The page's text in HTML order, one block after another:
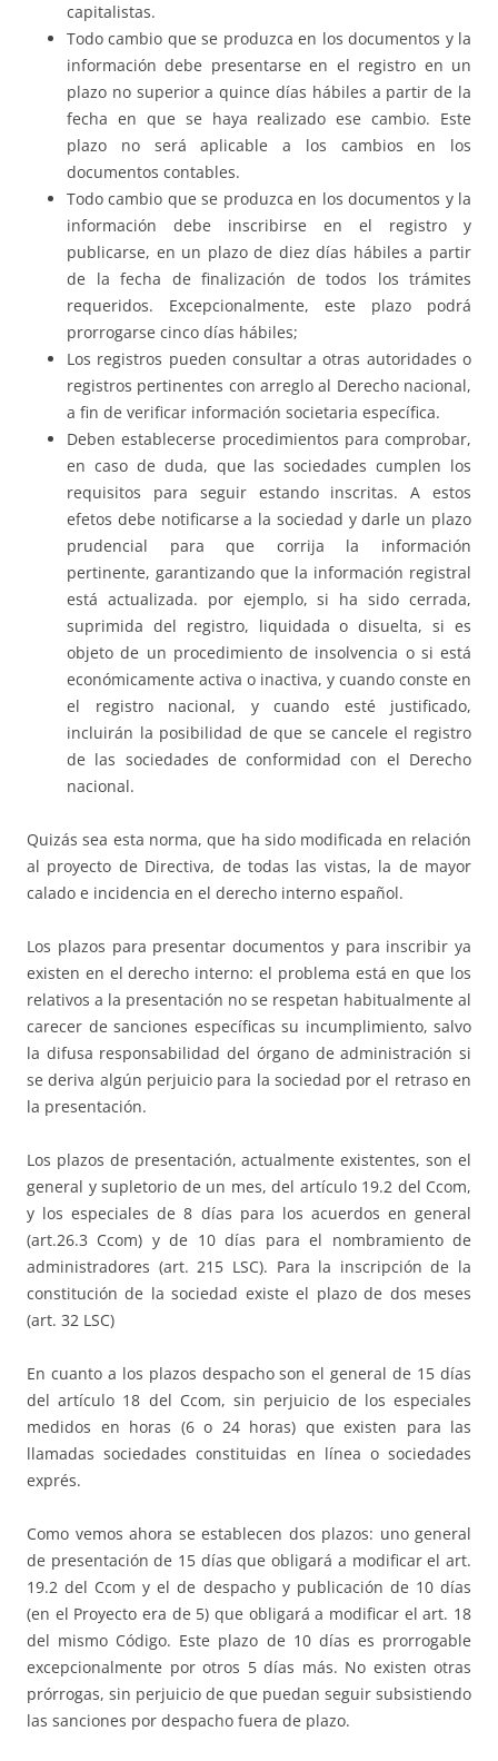
capitalistas.
Todo cambio que se produzca en los documentos y la
información debe presentarse en el registro en un
plazo no superior a quince días hábiles a partir de la
fecha en que se haya realizado ese cambio. Este
plazo no será aplicable a los cambios en los
documentos contables.
Todo cambio que se produzca en los documentos y la
información debe inscribirse en el registro y
publicarse, en un plazo de diez días hábiles a partir
de la fecha de finalización de todos los trámites
requeridos. Excepcionalmente, este plazo podrá
prorrogarse cinco días hábiles;
Los registros pueden consultar a otras autoridades o
registros pertinentes con arreglo al Derecho nacional,
a fin de verificar información societaria específica.
Deben establecerse procedimientos para comprobar,
en caso de duda, que las sociedades cumplen los
requisitos para seguir estando inscritas. A estos
efetos debe notificarse a la sociedad y darle un plazo
prudencial para que corrija la información
pertinente, garantizando que la información registral
está actualizada. por ejemplo, si ha sido cerrada,
suprimida del registro, liquidada o disuelta, si es
objeto de un procedimiento de insolvencia o si está
económicamente activa o inactiva, y cuando conste en
el registro nacional, y cuando esté justificado,
incluirán la posibilidad de que se cancele el registro
de las sociedades de conformidad con el Derecho
nacional.
Quizás sea esta norma, que ha sido modificada en relación
al proyecto de Directiva, de todas las vistas, la de mayor
calado e incidencia en el derecho interno español.
Los plazos para presentar documentos y para inscribir ya
existen en el derecho interno: el problema está en que los
relativos a la presentación no se respetan habitualmente al
carecer de sanciones específicas su incumplimiento, salvo
la difusa responsabilidad del órgano de administración si
se deriva algún perjuicio para la sociedad por el retraso en
la presentación.
Los plazos de presentación, actualmente existentes, son el
general y supletorio de un mes, del artículo 19.2 del Ccom,
y los especiales de 8 días para los acuerdos en general
(art.26.3 Ccom) y de 10 días para el nombramiento de
administradores (art. 215 LSC). Para la inscripción de la
constitución de la sociedad existe el plazo de dos meses
(art. 32 LSC)
En cuanto a los plazos despacho son el general de 15 días
del artículo 18 del Ccom, sin perjuicio de los especiales
medidos en horas (6 o 24 horas) que existen para las
llamadas sociedades constituidas en línea o sociedades
exprés.
Como vemos ahora se establecen dos plazos: uno general
de presentación de 15 días que obligará a modificar el art.
19.2 del Ccom y el de despacho y publicación de 10 días
(en el Proyecto era de 5) que obligará a modificar el art. 18
del mismo Código. Este plazo de 10 días es prorrogable
excepcionalmente por otros 5 días más. No existen otras
prórrogas, sin perjuicio de que puedan seguir subsistiendo
las sanciones por despacho fuera de plazo.